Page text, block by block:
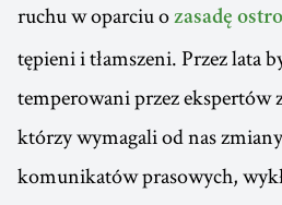
ruchu w oparciu o zasadę
tępieni i tłamszeni. Przez lata
temperowani przez ekspertów
którzy wymagali od nas
komunikatów prasowych,